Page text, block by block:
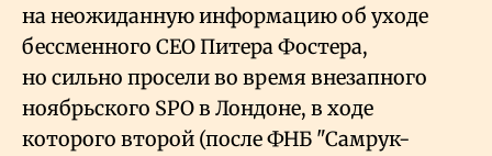
на неожиданную информацию об уходе
бессменного СЕО Питера Фостера,
но сильно просели во время внезапного
ноябрьского SPO в Лондоне, в ходе
которого второй (после ФНБ "Самрук-